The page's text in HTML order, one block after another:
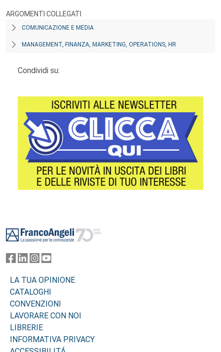
ARGOMENTI COLLEGATI
COMUNICAZIONE E MEDIA
MANAGEMENT, FINANZA, MARKETING, OPERATIONS, HR
Condividi su:
LA TUA OPINIONE
CATALOGHI
CONVENZIONI
LAVORARE CON NOI
LIBRERIE
INFORMATIVA PRIVACY